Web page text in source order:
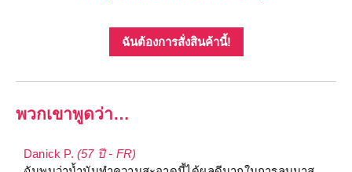
ฉันต้องการสั่งสินค้านี้!
พวกเขาพูดว่า…
Danick P. (57 ปี - FR)